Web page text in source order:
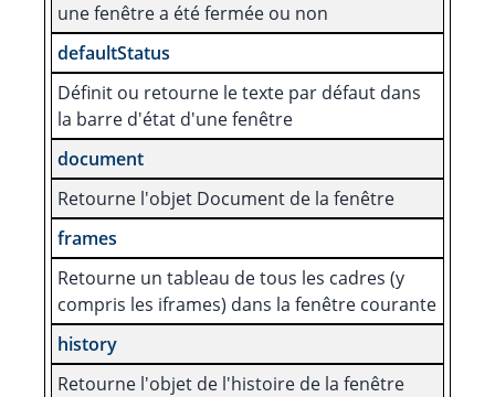
une fenêtre a été fermée ou non
defaultStatus
Définit ou retourne le texte par défaut dans
la barre d'état d'une fenêtre
document
Retourne l'objet Document de la fenêtre
frames
Retourne un tableau de tous les cadres (y
compris les iframes) dans la fenêtre courante
history
Retourne l'objet de l'histoire de la fenêtre